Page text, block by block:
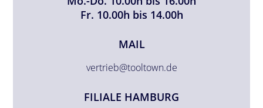
Fr. 10.00h bis 14.00h
MAIL
vertrieb@tooltown.de
FILIALE HAMBURG